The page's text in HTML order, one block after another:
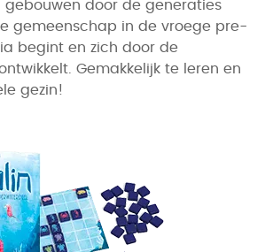
gebouwen door de generaties
gemeenschap in de vroege pre-
begint en zich door de
Gemakkelijk te leren en
gezin!